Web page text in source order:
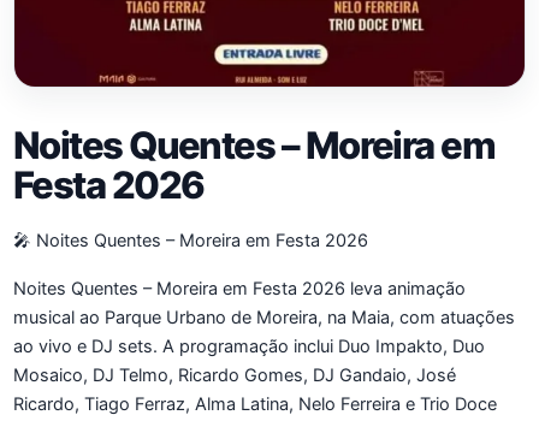
Noites Quentes – Moreira em
Festa 2026
🎤 Noites Quentes – Moreira em Festa 2026
Noites Quentes – Moreira em Festa 2026 leva animação
musical ao Parque Urbano de Moreira, na Maia, com atuações
ao vivo e DJ sets. A programação inclui Duo Impakto, Duo
Mosaico, DJ Telmo, Ricardo Gomes, DJ Gandaio, José
Ricardo, Tiago Ferraz, Alma Latina, Nelo Ferreira e Trio Doce